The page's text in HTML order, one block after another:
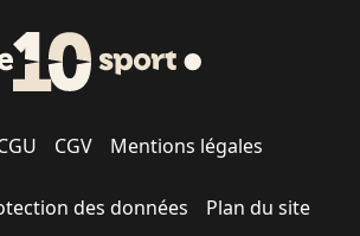
CGV Mentions légales
des données Plan du site